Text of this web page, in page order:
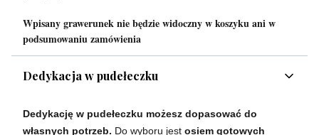
Wpisany grawerunek nie będzie widoczny w koszyku ani w
podsumowaniu zamówienia
Dedykacja w pudełeczku
Dedykację w pudełeczku możesz dopasować do
własnych potrzeb. Do wyboru jest osiem gotowych